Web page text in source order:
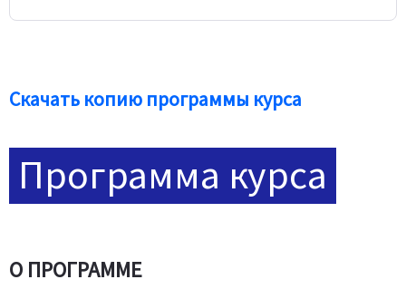
Скачать копию программы курса
Программа курса
О ПРОГРАММЕ